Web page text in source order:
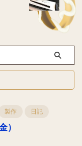
製作 日記
）